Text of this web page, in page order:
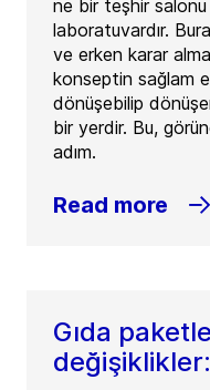
ne bir teşhir
laboratuvardır.
ve erken karar
konseptin sağlam
dönüşebilip
bir yerdir. Bu,
adım.
Read more
Gıda